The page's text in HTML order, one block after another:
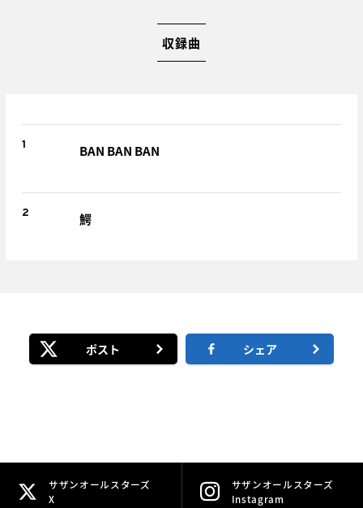
収録曲
1 BAN BAN BAN
2 鰐
ポスト シェア
サザンオールスターズ
X
サザンオールスターズ
Instagram